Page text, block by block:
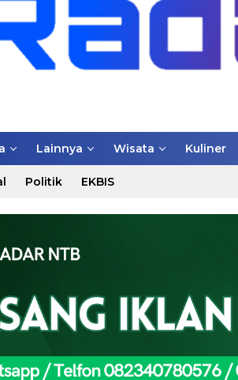
Lainnya Wisata Kuliner
Politik EKBIS